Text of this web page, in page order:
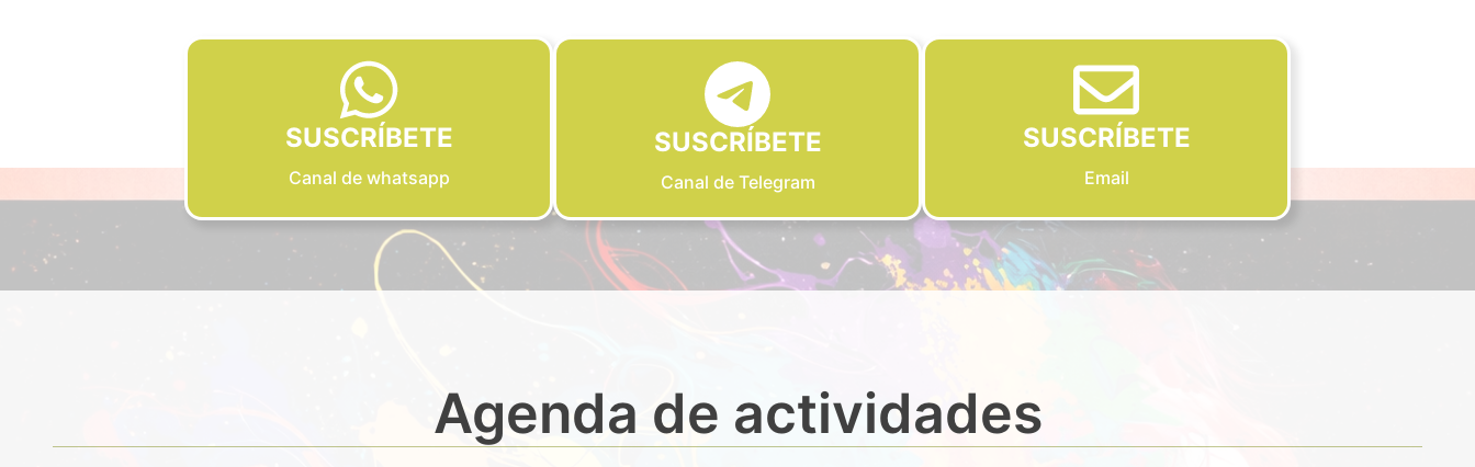
SUSCRÍBETE
Canal de whatsapp
SUSCRÍBETE
Canal de Telegram
SUSCRÍBETE
Email
Agenda de actividades